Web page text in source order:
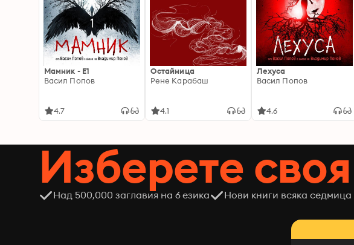
Мамник - E1
Васил Попов
4.7
Остайница
Рене Карабаш
4.1
Лехуса
Васил Попов
4.6
Изберете
Над 500,000 заглавия на 6 езика Нови книги всяка седмица